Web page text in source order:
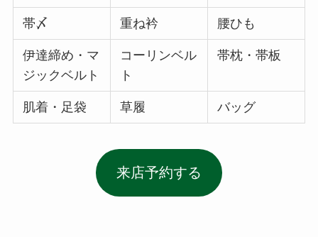
帯〆 重ね衿 腰ひも
伊達締め・マ
ジックベルト
コーリンベル
ト
帯枕・帯板
肌着・足袋 草履 バッグ
来店予約する